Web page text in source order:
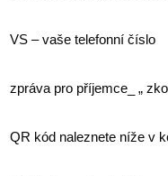
VS – vaše telefonní číslo
zpráva pro příjemce_ „
QR kód naleznete níže v